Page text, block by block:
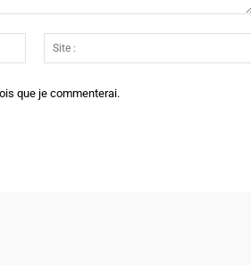
Email
:*
que je commenterai.